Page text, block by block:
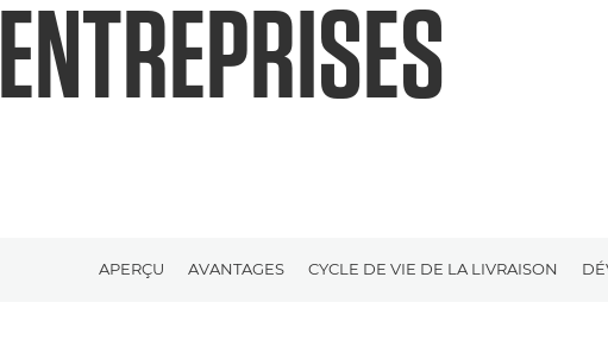
ENTREPRISES
APERÇU AVANTAGES CYCLE DE VIE DE LA LIVRAISON